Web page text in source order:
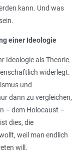
kann. Und was
einer Ideologie
Ideologie als Theorie.
widerlegt.
und
dann zu vergleichen,
– dem Holocaust –
dies, die
weil man endlich
will.